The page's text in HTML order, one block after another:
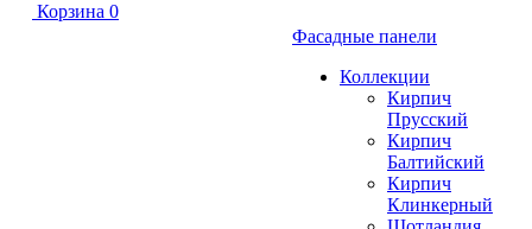
Корзина 0
Фасадные панели
Коллекции
Кирпич
Прусский
Кирпич
Балтийский
Кирпич
Клинкерный